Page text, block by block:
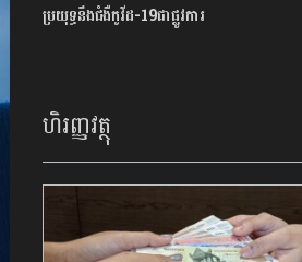
ប្រយុទ្ធនឹងជំងឺកូវីដ-19ជាផ្លូវការ
ហិរញ្ញវត្ថុ